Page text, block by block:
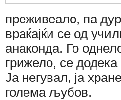
преживеало, па
враќајќи се од
анаконда. Го
грижело, се додека
Ја негувал, ја
голема љубов.